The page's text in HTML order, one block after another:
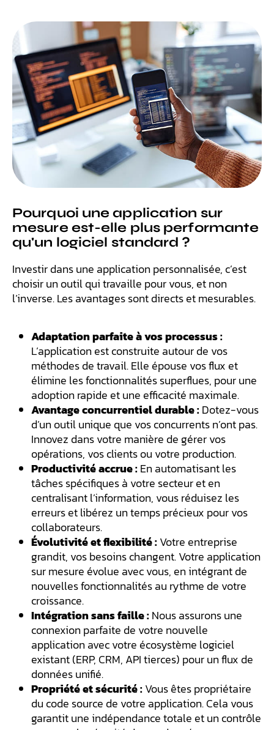
Pourquoi une application sur
mesure est-elle plus performante
qu'un logiciel standard ?
Investir dans une application personnalisée, c’est
choisir un outil qui travaille pour vous, et non
l’inverse. Les avantages sont directs et mesurables.
Adaptation parfaite à vos processus :
L’application est construite autour de vos
méthodes de travail. Elle épouse vos flux et
élimine les fonctionnalités superflues, pour une
adoption rapide et une efficacité maximale.
Avantage concurrentiel durable :Dotez-vous
d’un outil unique que vos concurrents n’ont pas.
Innovez dans votre manière de gérer vos
opérations, vos clients ou votre production.
Productivité accrue :En automatisant les
tâches spécifiques à votre secteur et en
centralisant l’information, vous réduisez les
erreurs et libérez un temps précieux pour vos
collaborateurs.
Évolutivité et flexibilité :Votre entreprise
grandit, vos besoins changent. Votre application
sur mesure évolue avec vous, en intégrant de
nouvelles fonctionnalités au rythme de votre
croissance.
Intégration sans faille :Nous assurons une
connexion parfaite de votre nouvelle
application avec votre écosystème logiciel
existant (ERP, CRM, API tierces) pour un flux de
données unifié.
Propriété et sécurité :Vous êtes propriétaire
du code source de votre application. Cela vous
garantit une indépendance totale et un contrôle